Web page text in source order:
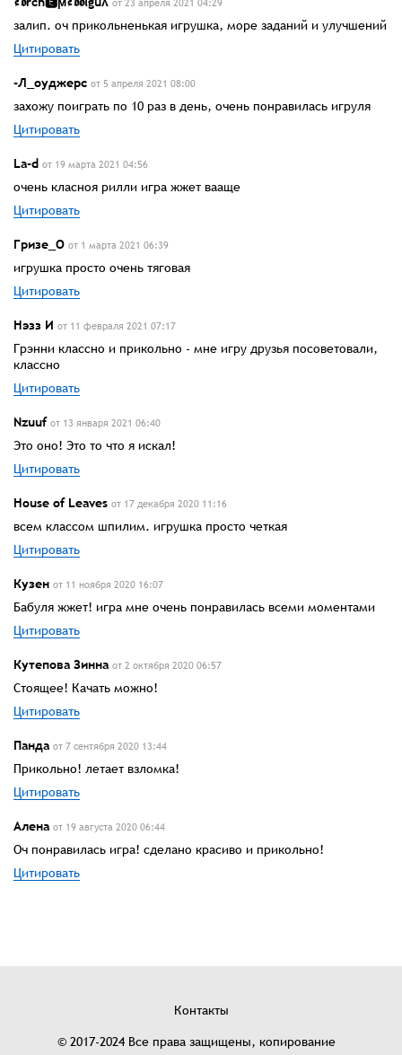
от 23 апреля 2021 04:29
залип. оч прикольненькая игрушка, море заданий и улучшений
Цитировать
-Л_оуджерс от 5 апреля 2021 08:00
захожу поиграть по 10 раз в день, очень понравилась игруля
Цитировать
La-d от 19 марта 2021 04:56
очень класноя рилли игра жжет вааще
Цитировать
Гризе_О от 1 марта 2021 06:39
игрушка просто очень тяговая
Цитировать
Нэзз И от 11 февраля 2021 07:17
Грэнни классно и прикольно - мне игру друзья посоветовали,
классно
Цитировать
Nzuuf от 13 января 2021 06:40
Это оно! Это то что я искал!
Цитировать
House of Leaves от 17 декабря 2020 11:16
всем классом шпилим. игрушка просто четкая
Цитировать
Кузен от 11 ноября 2020 16:07
Бабуля жжет! игра мне очень понравилась всеми моментами
Цитировать
Кутепова Зинна от 2 октября 2020 06:57
Стоящее! Качать можно!
Цитировать
Панда от 7 сентября 2020 13:44
Прикольно! летает взломка!
Цитировать
Алена от 19 августа 2020 06:44
Оч понравилась игра! сделано красиво и прикольно!
Цитировать
Контакты
© 2017-2024 Все права защищены, копирование